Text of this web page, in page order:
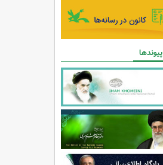
پیوندها